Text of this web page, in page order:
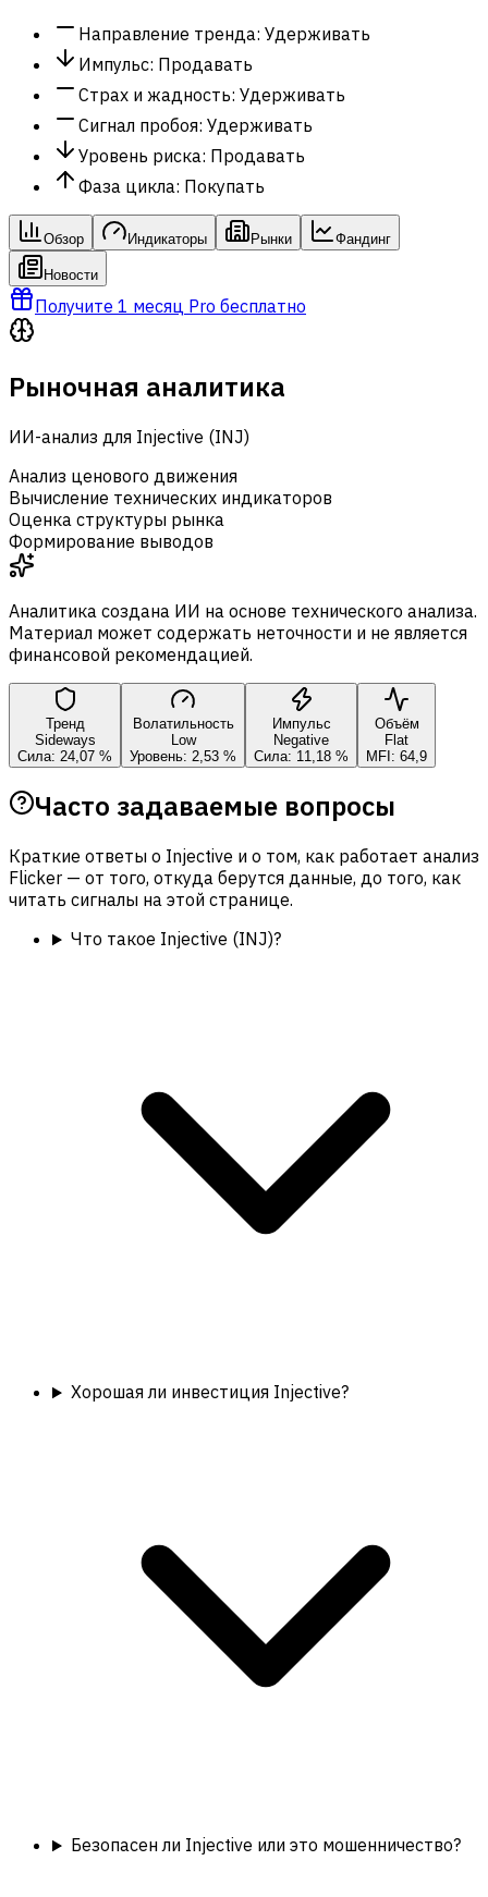
Направление тренда: Удерживать
Импульс: Продавать
Страх и жадность: Удерживать
Сигнал пробоя: Удерживать
Уровень риска: Продавать
Фаза цикла: Покупать
Обзор Индикаторы Рынки Фандинг
Новости
Получите 1 месяц Pro бесплатно
Рыночная аналитика
ИИ-анализ для Injective (INJ)
Анализ ценового движения
Вычисление технических индикаторов
Оценка структуры рынка
Формирование выводов
Аналитика создана ИИ на основе технического анализа.
Материал может содержать неточности и не является
финансовой рекомендацией.
Тренд
Sideways
Сила: 24,07 %
Волатильность
Low
Уровень: 2,53 %
Импульс
Negative
Сила: 11,18 %
Объём
Flat
MFI: 64,9
Часто задаваемые вопросы
Краткие ответы о Injective и о том, как работает анализ
Flicker — от того, откуда берутся данные, до того, как
читать сигналы на этой странице.
Что такое Injective (INJ)?
Хорошая ли инвестиция Injective?
Безопасен ли Injective или это мошенничество?